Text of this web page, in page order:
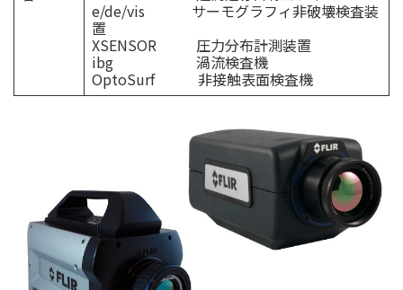
e/de/vis サーモグラフィ非破壊検査装
置
XSENSOR 圧力分布計測装置
ibg 渦流検査機
OptoSurf 非接触表面検査機